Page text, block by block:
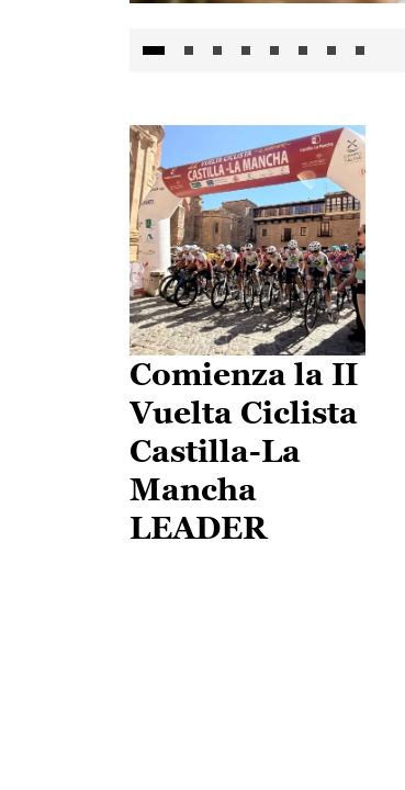
Comienza la II
Vuelta Ciclista
Castilla-La
Mancha
LEADER